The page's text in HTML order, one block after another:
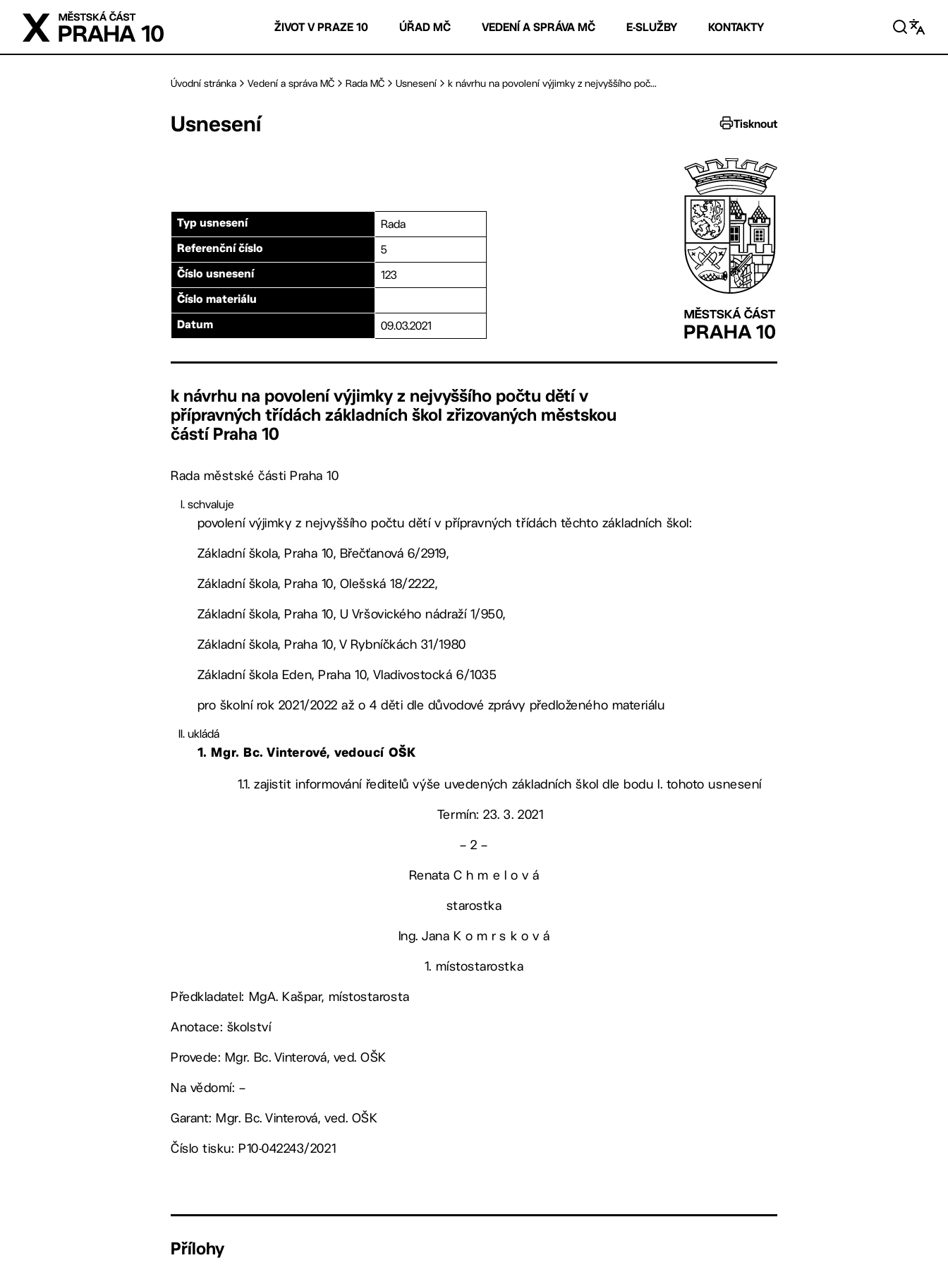
Přejít na hlavní obsah
ŽIVOT V PRAZE 10 ÚŘAD MČ VEDENÍ A SPRÁVA MČ E-SLUŽBY KONTAKTY
Úvodní stránka Vedení a správa MČ Rada MČ Usnesení k návrhu na povolení výjimky z nejvyššího poč...
Usnesení Tisknout
Typ usnesení Rada
Referenční číslo 5
Číslo usnesení 123
Číslo materiálu
Datum 09.03.2021
k návrhu na povolení výjimky z nejvyššího počtu dětí v
přípravných třídách základních škol zřizovaných městskou
částí Praha 10
Rada městské části Praha 10
schvaluje
povolení výjimky z nejvyššího počtu dětí v přípravných třídách těchto základních škol:
Základní škola, Praha 10, Břečťanová 6/2919,
Základní škola, Praha 10, Olešská 18/2222,
Základní škola, Praha 10, U Vršovického nádraží 1/950,
Základní škola, Praha 10, V Rybníčkách 31/1980
Základní škola Eden, Praha 10, Vladivostocká 6/1035
pro školní rok 2021/2022 až o 4 děti dle důvodové zprávy předloženého materiálu
ukládá
1. Mgr. Bc. Vinterové, vedoucí OŠK
1.1. zajistit informování ředitelů výše uvedených základních škol dle bodu I. tohoto usnesení
Termín: 23. 3. 2021
– 2 –
Renata C h m e l o v á
starostka
Ing. Jana K o m r s k o v á
1. místostarostka
Předkladatel: MgA. Kašpar, místostarosta
Anotace: školství
Provede: Mgr. Bc. Vinterová, ved. OŠK
Na vědomí: –
Garant: Mgr. Bc. Vinterová, ved. OŠK
Číslo tisku: P10-042243/2021
Přílohy